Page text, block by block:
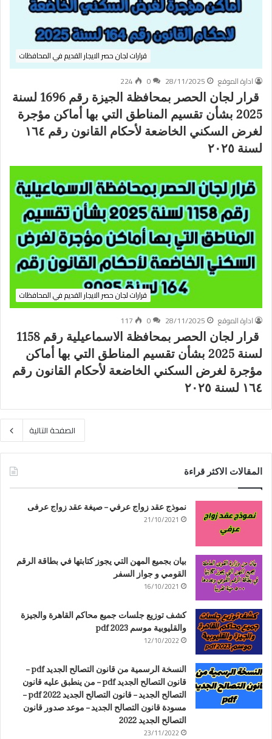
قرارات لجان حصر الايجار القديم في المحافظات
ادارة الموقع
28/11/2025
0
224
قرار لجان الحصر بمحافظة الجيزة رقم 1696 لسنة
2025 بشأن تقسيم المناطق التي بها أماكن مؤجرة
لغرض السكني الخاضعة لأحكام القانون رقم ١٦٤
لسنة ٢٠٢٥
قرارات لجان حصر الايجار القديم في المحافظات
ادارة الموقع
28/11/2025
0
117
قرار لجان الحصر بمحافظة الاسماعيلية رقم 1158
لسنة 2025 بشأن تقسيم المناطق التي بها أماكن
مؤجرة لغرض السكني الخاضعة لأحكام القانون رقم
١٦٤ لسنة ٢٠٢٥
الصفحة التالية
المقالات الاكثر قراءة
نموذج عقد زواج عرفي – صيغة عقد زواج عرفى
21/10/2021
بيان بجميع المهن التي يجوز كتابتها في بطاقة الرقم
القومي و جواز السفر
16/10/2021
كشف توزيع جلسات جميع محاكم القاهرة والجيزة
والقليوبية موسم 2023 pdf
12/10/2022
النسخة الرسمية من قانون التصالح الجديد pdf –
قانون التصالح الجديد pdf – من ينطبق عليه قانون
التصالح الجديد – قانون التصالح الجديد 2022 pdf –
مسودة قانون التصالح الجديد – موعد صدور قانون
التصالح الجديد 2022
23/11/2022